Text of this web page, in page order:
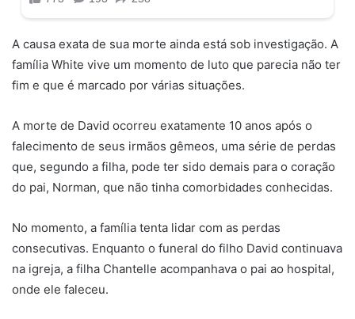
A causa exata de sua morte ainda está sob investigação. A
família White vive um momento de luto que parecia não ter
fim e que é marcado por várias situações.
A morte de David ocorreu exatamente 10 anos após o
falecimento de seus irmãos gêmeos, uma série de perdas
que, segundo a filha, pode ter sido demais para o coração
do pai, Norman, que não tinha comorbidades conhecidas.
No momento, a família tenta lidar com as perdas
consecutivas. Enquanto o funeral do filho David continuava
na igreja, a filha Chantelle acompanhava o pai ao hospital,
onde ele faleceu.